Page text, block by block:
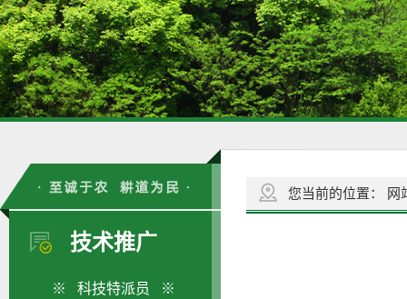
技术推广
※ 科技特派员 ※
您当前的位置： 网